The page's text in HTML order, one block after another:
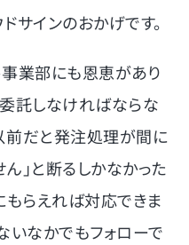
サインのおかげです。
業部にも恩恵があり
託しなければならな
前だと発注処理が間に
」と断るしかなかった
もらえれば対応できま
いなかでもフォローで